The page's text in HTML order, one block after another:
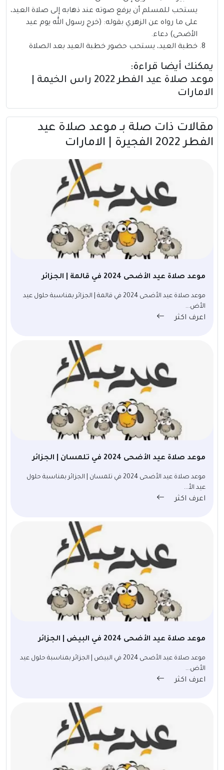
يستحب للمسلم أن يرفع صوته عند ذهابه إلى صلاة العيد،
على ما رواه عن الزهري بقوله: (خرج رسول الله يوم عيد
الأضحى) دعاء.
خطبة العيد، يستحب حضور خطبة العيد بعد الصلاة
يمكنك أيضا قراءة:
موعد صلاة عيد الفطر 2022 راس الخيمة |
الامارات
مقالات ذات صلة بــ موعد صلاة عيد
الفطر 2022 الفجيرة | الامارات
موعد صلاة عيد الأضحى 2024 في قالمة | الجزائر
موعد صلاة عيد الأضحى 2024 في قالمة | الجزائر بمناسبة حلول عيد
الأض...
اعرف اكثر
موعد صلاة عيد الأضحى 2024 في تلمسان | الجزائر
موعد صلاة عيد الأضحى 2024 في تلمسان | الجزائر بمناسبة حلول
عيد الأ...
اعرف اكثر
موعد صلاة عيد الأضحى 2024 في البيض | الجزائر
موعد صلاة عيد الأضحى 2024 في البيض | الجزائر بمناسبة حلول عيد
الأض...
اعرف اكثر